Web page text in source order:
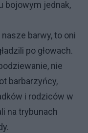
bojowym jednak,
barwy, to oni
po głowach.
nie
barbarzyńcy,
i rodziców w
na trybunach